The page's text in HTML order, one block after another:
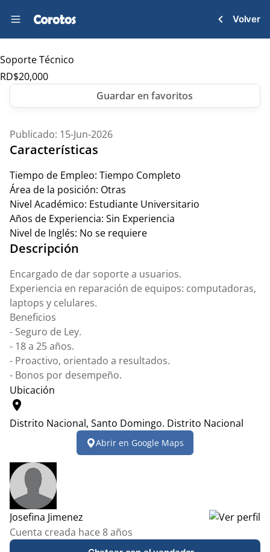
Volver
Soporte Técnico
RD$20,000
Publicado: 15-Jun-2026
Características
Tiempo de Empleo: Tiempo Completo
Área de la posición: Otras
Nivel Académico: Estudiante Universitario
Años de Experiencia: Sin Experiencia
Nivel de Inglés: No se requiere
Descripción
Encargado de dar soporte a usuarios.
Experiencia en reparación de equipos: computadoras,
laptops y celulares.
Beneficios
- Seguro de Ley.
- 18 a 25 años.
- Proactivo, orientado a resultados.
- Bonos por desempeño.
Ubicación
location_on
Distrito Nacional, Santo Domingo. Distrito Nacional
−
Leaflet|© OpenStreetMap contributors
Abrir en Google Maps
Josefina Jimenez
Cuenta creada hace 8 años